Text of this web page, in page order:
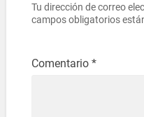
Tu dirección de correo
campos obligatorios
Comentario *